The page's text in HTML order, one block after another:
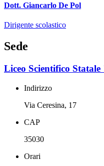
Dott. Giancarlo De Pol
Dirigente scolastico
Sede
Liceo Scientifico
Indirizzo
Via Ceresina, 17
CAP
35030
Orari